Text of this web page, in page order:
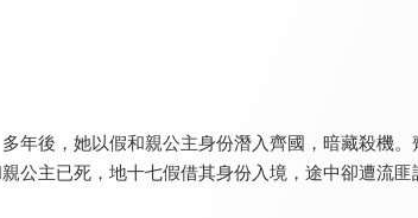
年後，她以假和親公主身份潛入齊國，暗藏殺機
公主已死，地十七假借其身份入境，途中卻遭流